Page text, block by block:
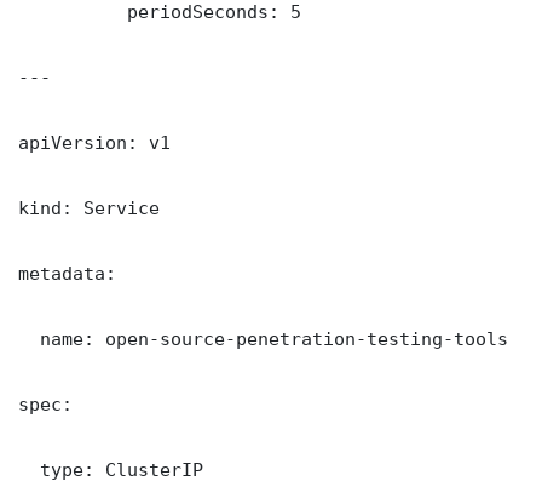
          periodSeconds: 5
---
apiVersion: v1
kind: Service
metadata:
  name: open-source-penetration-testing-tools
spec:
  type: ClusterIP